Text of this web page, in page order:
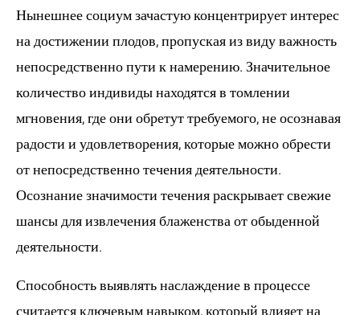
Нынешнее социум зачастую концентрирует интерес
на достижении плодов, пропуская из виду важность
непосредственно пути к намерению. Значительное
количество индивиды находятся в томлении
мгновения, где они обретут требуемого, не осознавая
радости и удовлетворения, которые можно обрести
от непосредственно течения деятельности.
Осознание значимости течения раскрывает свежие
шансы для извлечения блаженства от обыденной
деятельности.
Способность выявлять наслаждение в процессе